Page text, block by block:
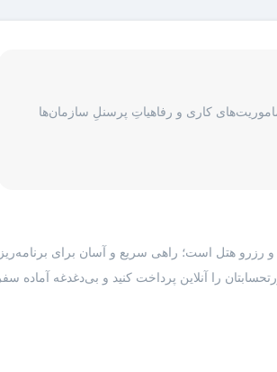
کاری و رفاهیاتِ پرسنلِ سازمان‌ها
و رزرو هتل است؛ راهی سریع و آسان برای
را آنلاین پرداخت کنید و بی‌دغدغه آماده